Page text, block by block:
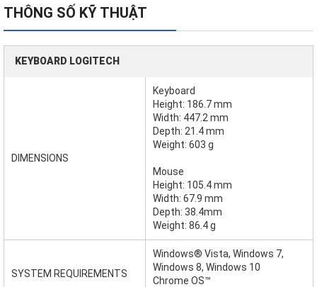
THÔNG SỐ KỸ THUẬT
KEYBOARD LOGITECH
DIMENSIONS
Keyboard
Height: 186.7 mm
Width: 447.2 mm
Depth: 21.4 mm
Weight: 603 g
Mouse
Height: 105.4 mm
Width: 67.9 mm
Depth: 38.4mm
Weight: 86.4 g
SYSTEM REQUIREMENTS
Windows® Vista, Windows 7,
Windows 8, Windows 10
Chrome OS™